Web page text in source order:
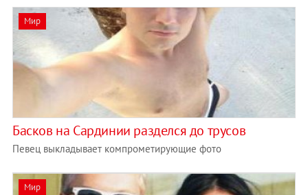
Мир
Басков на Сардинии разделся до трусов
Певец выкладывает компрометирующие фото
Мир